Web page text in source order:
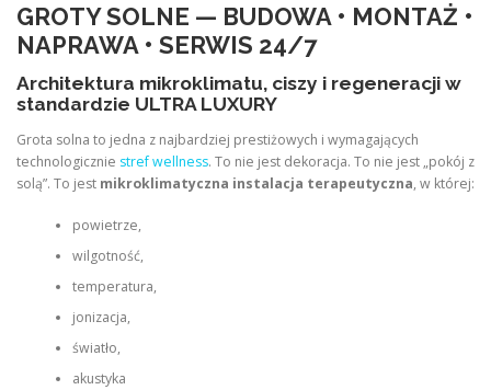
GROTY SOLNE — BUDOWA • MONTAŻ •
NAPRAWA • SERWIS 24/7
Architektura mikroklimatu, ciszy i regeneracji w
standardzie ULTRA LUXURY
Grota solna to jedna z najbardziej prestiżowych i wymagających
technologicznie stref wellness. To nie jest dekoracja. To nie jest „pokój z
solą”. To jest mikroklimatyczna instalacja terapeutyczna, w której:
powietrze,
wilgotność,
temperatura,
jonizacja,
światło,
akustyka